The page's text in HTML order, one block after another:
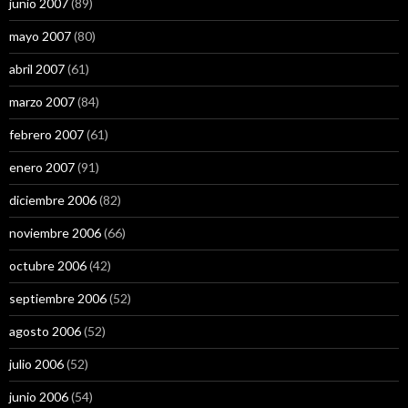
junio 2007(89)
mayo 2007(80)
abril 2007(61)
marzo 2007(84)
febrero 2007(61)
enero 2007(91)
diciembre 2006(82)
noviembre 2006(66)
octubre 2006(42)
septiembre 2006(52)
agosto 2006(52)
julio 2006(52)
junio 2006(54)